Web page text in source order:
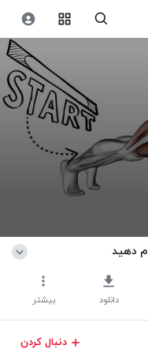
دهید
دانلود بیشتر
دنبال کردن